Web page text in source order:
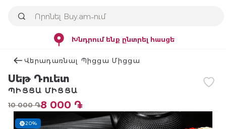
Խնդրում ենք ընտրել հասցե
Վերադառնալ Պիցցա Միցցա
Սեթ Դուետ
10 000 ֏8 000 ֏
ՊԻՑՑԱ ՄԻՑՑԱ
20%